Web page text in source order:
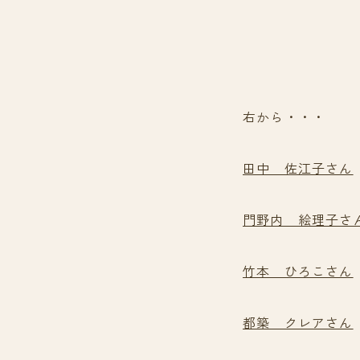
右から・・・
田中 佐江子さん
門野内 絵理子さ
竹本 ひろこさん
都築 クレアさん